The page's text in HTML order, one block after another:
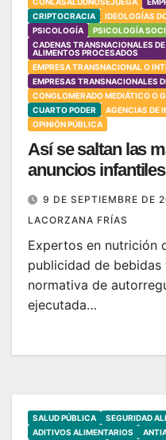
CRIPTOCRACIA
IDEOLOGÍAS
PSICOLOGÍA
PSICOLOGÍA
CADENAS TRANSNACIONALES
ALIMENTOS PROCESADOS
EMPRESA TRANSNACIONAL O
EMPRESAS TRANSNACIONALES
CONGLOMERADO MEDIÁTICO O
CUARTO PODER
AGENCIAS DE
OPINIÓN PÚBLICA
Así se saltan las
anuncios infantiles
9 DE SEPTIEMBRE DE
LACORZANA FRÍAS
Expertos en nutrición
publicidad de
normativa de
ejecutada…
SALUD PÚBLICA SEGURIDAD
ADITIVOS ALIMENTARIOS